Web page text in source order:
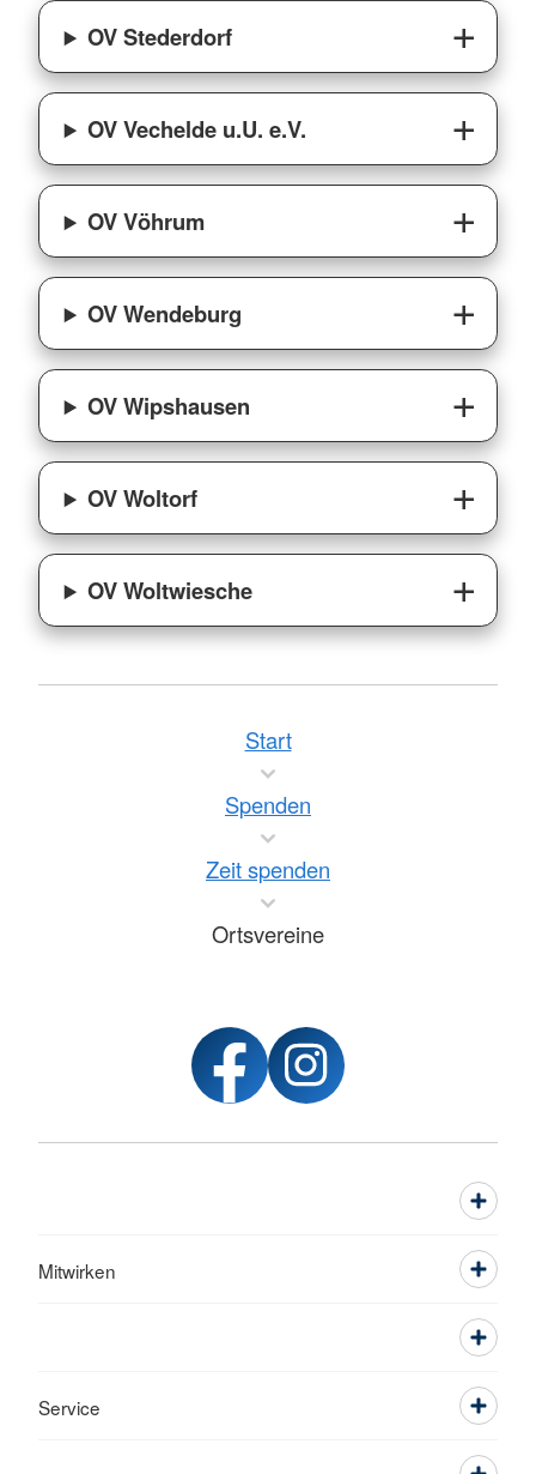
OV Stederdorf
OV Vechelde u.U. e.V.
OV Vöhrum
OV Wendeburg
OV Wipshausen
OV Woltorf
OV Woltwiesche
Start
Spenden
Zeit spenden
Ortsvereine
Mitwirken
Service